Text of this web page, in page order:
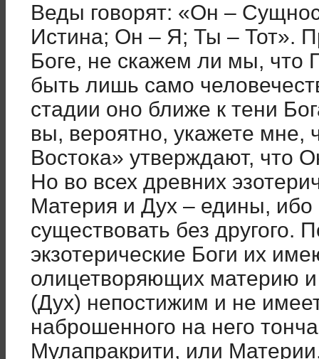
Веды говорят: «Он –
Истина; Он – Я; Ты – Тот».
Боге, не скажем ли мы,
быть лишь само
стадии оно ближе к тени
вы, вероятно, укажете
Востока» утверждают, что
Но во всех древних
Материя и Дух – едины,
существовать без другого.
экзотерические Боги их
олицетворяющих материю
(Дух) непостижим и не
наброшенного на него
Мулапракрити, или